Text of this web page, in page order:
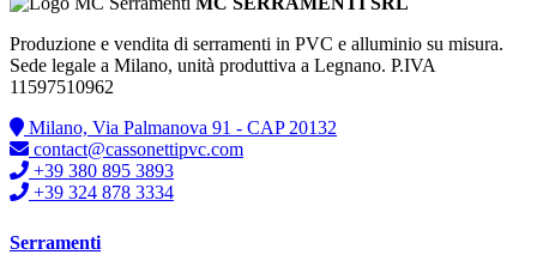
Produzione e vendita di serramenti in PVC e alluminio su misura.
Sede legale a Milano, unità produttiva a Legnano. P.IVA
11597510962
Milano, Via Palmanova 91 - CAP 20132
contact@cassonettipvc.com
+39 380 895 3893
+39 324 878 3334
Serramenti